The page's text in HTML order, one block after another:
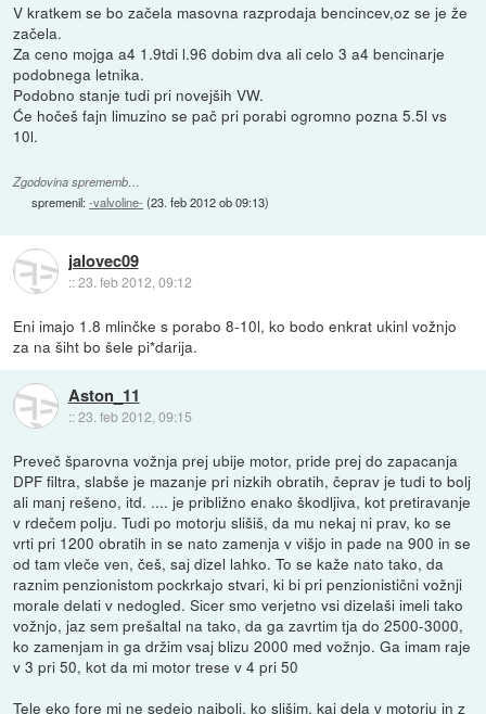
V kratkem se bo začela masovna razprodaja bencincev,oz se je že
začela.
Za ceno mojga a4 1.9tdi l.96 dobim dva ali celo 3 a4 bencinarje
podobnega letnika.
Podobno stanje tudi pri novejših VW.
Će hočeš fajn limuzino se pač pri porabi ogromno pozna 5.5l vs
10l.
Zgodovina sprememb…
spremenil:-valvoline- (23. feb 2012 ob 09:13)
jalovec09
::23. feb 2012, 09:12
Eni imajo 1.8 mlinčke s porabo 8-10l, ko bodo enkrat ukinl vožnjo
za na šiht bo šele pi*darija.
Aston_11
::23. feb 2012, 09:15
Preveč šparovna vožnja prej ubije motor, pride prej do zapacanja
DPF filtra, slabše je mazanje pri nizkih obratih, čeprav je tudi to bolj
ali manj rešeno, itd. .... je približno enako škodljiva, kot pretiravanje
v rdečem polju. Tudi po motorju slišiš, da mu nekaj ni prav, ko se
vrti pri 1200 obratih in se nato zamenja v višjo in pade na 900 in se
od tam vleče ven, češ, saj dizel lahko. To se kaže nato tako, da
raznim penzionistom pockrkajo stvari, ki bi pri penzionistični vožnji
morale delati v nedogled. Sicer smo verjetno vsi dizelaši imeli tako
vožnjo, jaz sem prešaltal na tako, da ga zavrtim tja do 2500-3000,
ko zamenjam in ga držim vsaj blizu 2000 med vožnjo. Ga imam raje
v 3 pri 50, kot da mi motor trese v 4 pri 50
Tele eko fore mi ne sedejo najbolj, ko slišim, kaj dela v motorju in z